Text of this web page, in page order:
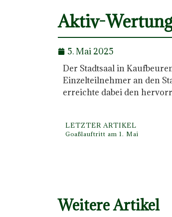
Aktiv-
5. Mai 2025
Der Stadtsaal in
Einzelteilnehmer an den
erreichte dabei den
LETZTER ARTIKEL
Goaßlauftritt am 1. Mai
Weitere Artikel